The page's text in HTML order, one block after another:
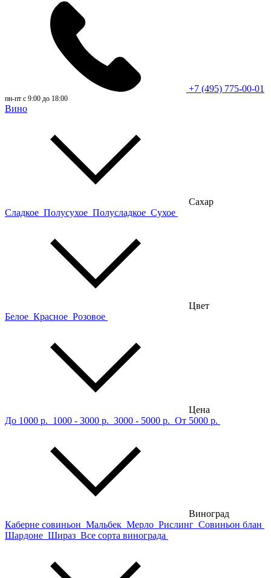
+7 (495) 775-00-01
пн-пт с 9:00 до 18:00
Вино
Сахар
Сладкое Полусухое Полусладкое Сухое
Цвет
Белое Красное Розовое
Цена
До 1000 р. 1000 - 3000 р. 3000 - 5000 р. От 5000 р.
Виноград
Каберне совиньон Мальбек Мерло Рислинг Совиньон блан
Шардоне Шираз Все сорта винограда